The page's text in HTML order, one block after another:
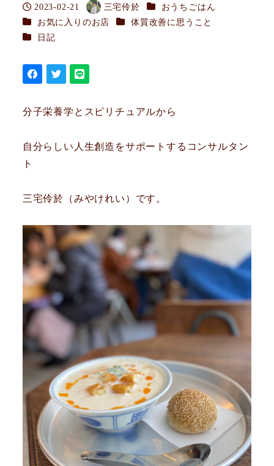
投稿日
2023-02-21
著
者
三宅伶於 カテゴリー
おうちごはん
カテゴリー
お気に入りのお店 カテゴリー
体質改善に思うこと
カテゴリー
日記
分子栄養学とスピリチュアルから
自分らしい人生創造をサポートするコンサルタン
ト
三宅伶於（みやけれい）です。